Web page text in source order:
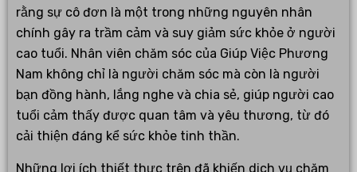
rằng sự cô đơn là một trong những nguyên nhân
chính gây ra trầm cảm và suy giảm sức khỏe ở người
cao tuổi. Nhân viên chăm sóc của Giúp Việc Phương
Nam không chỉ là người chăm sóc mà còn là người
bạn đồng hành, lắng nghe và chia sẻ, giúp người cao
tuổi cảm thấy được quan tâm và yêu thương, từ đó
cải thiện đáng kể sức khỏe tinh thần.
Những lợi ích thiết thực trên đã khiến dịch vụ chăm